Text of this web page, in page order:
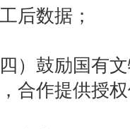
后数据；
四）鼓励国有
合作提供授